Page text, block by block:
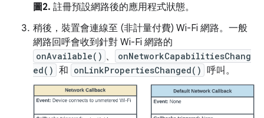
圖2. 註冊預設網路後的應用程式狀態。
稍後，裝置會連線至 (非計量付費) Wi-Fi 網路。一般
網路回呼會收到針對 Wi-Fi 網路的
onAvailable() 、
onNetworkCapabilitiesChang
ed() 和 onLinkPropertiesChanged() 呼叫。